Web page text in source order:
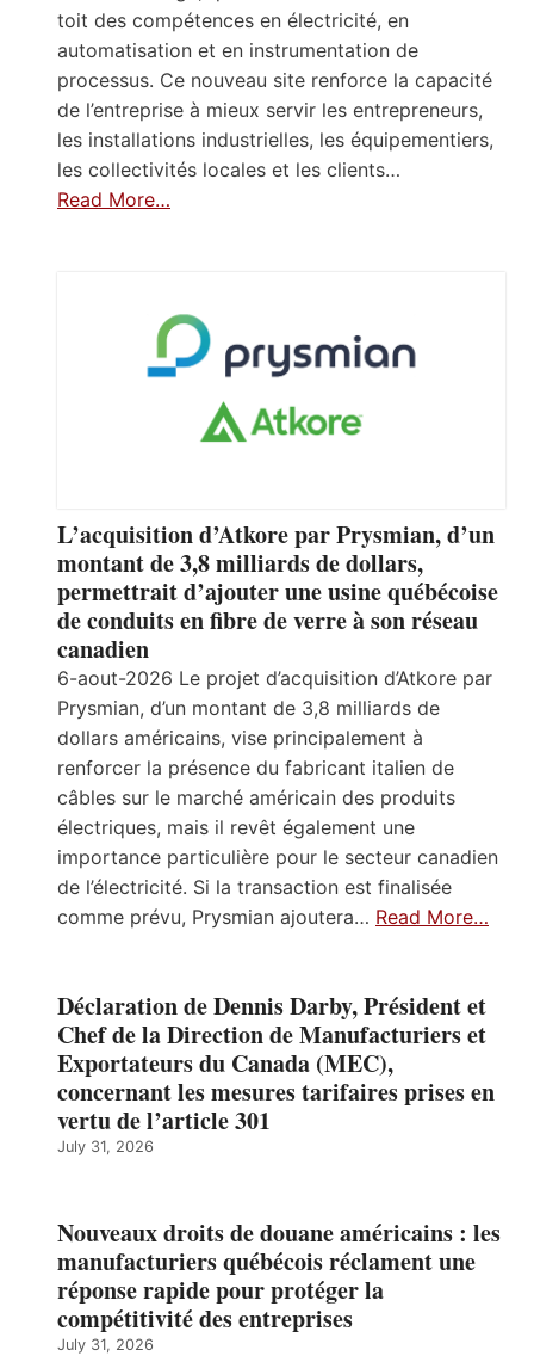
toit des compétences en électricité, en
automatisation et en instrumentation de
processus. Ce nouveau site renforce la capacité
de l’entreprise à mieux servir les entrepreneurs,
les installations industrielles, les équipementiers,
les collectivités locales et les clients…
Read More…
L’acquisition d’Atkore par Prysmian, d’un
montant de 3,8 milliards de dollars,
permettrait d’ajouter une usine québécoise
de conduits en fibre de verre à son réseau
canadien
6-aout-2026 Le projet d’acquisition d’Atkore par
Prysmian, d’un montant de 3,8 milliards de
dollars américains, vise principalement à
renforcer la présence du fabricant italien de
câbles sur le marché américain des produits
électriques, mais il revêt également une
importance particulière pour le secteur canadien
de l’électricité. Si la transaction est finalisée
comme prévu, Prysmian ajoutera… Read More…
Déclaration de Dennis Darby, Président et
Chef de la Direction de Manufacturiers et
Exportateurs du Canada (MEC),
concernant les mesures tarifaires prises en
vertu de l’article 301
July 31, 2026
Nouveaux droits de douane américains : les
manufacturiers québécois réclament une
réponse rapide pour protéger la
compétitivité des entreprises
July 31, 2026